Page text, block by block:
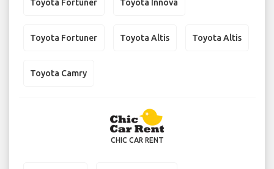
Toyota Fortuner Toyota Innova
Toyota Fortuner Toyota Altis Toyota Altis
Toyota Camry
CHIC CAR RENT